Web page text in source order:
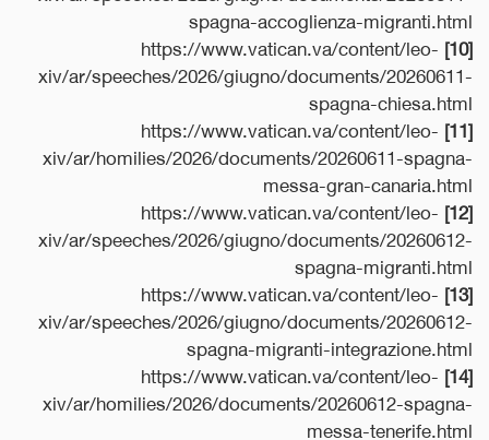
spagna-accoglienza-migranti.html
[10]
https://www.vatican.va/content/leo-
xiv/ar/speeches/2026/giugno/documents/20260611-
spagna-chiesa.html
[11]
https://www.vatican.va/content/leo-
xiv/ar/homilies/2026/documents/20260611-spagna-
messa-gran-canaria.html
[12]
https://www.vatican.va/content/leo-
xiv/ar/speeches/2026/giugno/documents/20260612-
spagna-migranti.html
[13]
https://www.vatican.va/content/leo-
xiv/ar/speeches/2026/giugno/documents/20260612-
spagna-migranti-integrazione.html
[14]
https://www.vatican.va/content/leo-
xiv/ar/homilies/2026/documents/20260612-spagna-
messa-tenerife.html